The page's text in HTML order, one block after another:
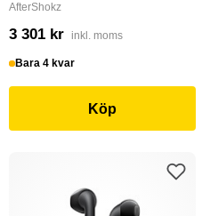
AfterShokz
3 301 kr inkl. moms
Bara 4 kvar
Köp